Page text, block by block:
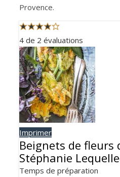
Provence.
4 de 2 évaluations
Imprimer
Beignets de fleurs
Stéphanie
Temps de préparation